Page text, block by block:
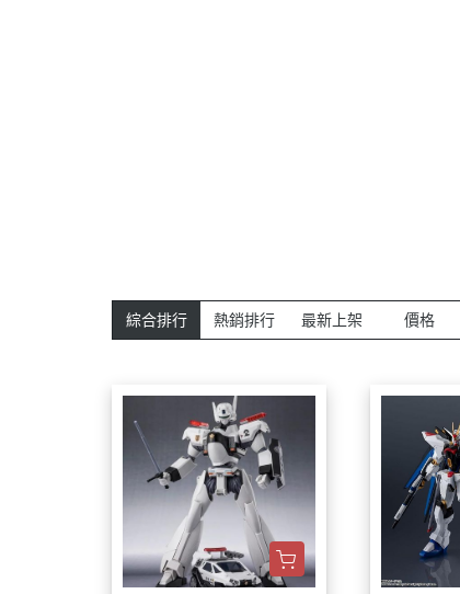
綜合排行 熱銷排行 最新上架 價格